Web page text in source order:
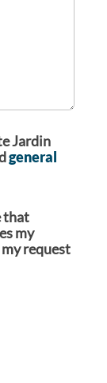
Jardin
general
that
my
request